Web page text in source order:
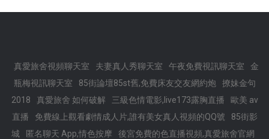
真愛旅舍視頻聊天室 夫妻真人秀聊天室 午夜免費視訊聊天室
金
瓶梅視訊聊天室
85街論壇85st舊,免費床友交友網約炮
撩妹金句
2018
真愛旅舍 如何破解 三級色情電影,live173露胸直播
歐美 av
直播
免費線上觀看劇情成人片,誰有美女真人視頻的QQ號
85街影
城
匿名聊天 App,情色按摩
後宮免費的色直播視頻,真愛旅舍官網